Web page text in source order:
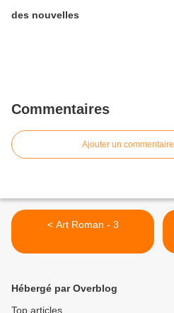
des nouvelles
Commentaires
Ajouter un commentaire
< Art Roman - 3
Hébergé par Overblog
Top articles